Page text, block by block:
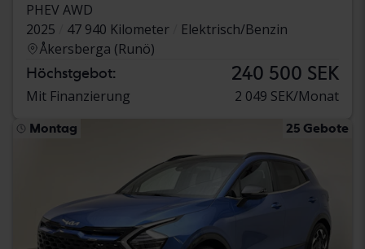
PHEV AWD
2025
47 940 Kilometer
Elektrisch/Benzin
Åkersberga (Runö)
Höchstgebot: 240 500 SEK
Mit Finanzierung 2 049 SEK/Monat
Montag 25 Gebote